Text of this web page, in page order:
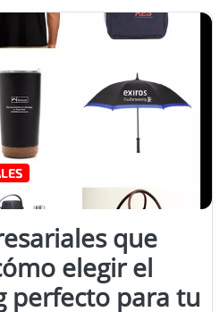
que
elegir el
perfecto para tu